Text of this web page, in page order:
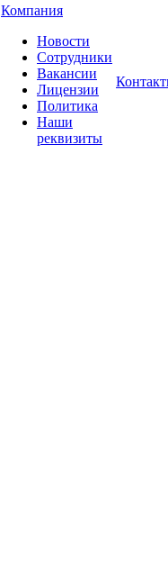
Компания
Новости
Сотрудники
Вакансии
Лицензии
Политика
Наши
реквизиты